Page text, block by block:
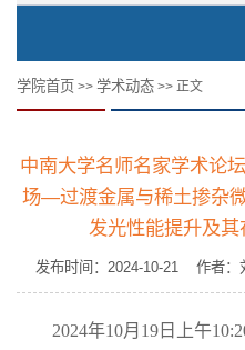
学院首页 >> 学术动态 >> 正文
中南大学名师名家学术论
场—过渡金属与稀土掺杂
发光性能提升及
发布时间：2024-10-21 作者
2024年10月 19 日上午